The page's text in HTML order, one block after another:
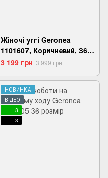
Жіночі уггі Geronea
1101607, Коричневий, 36,
2999860785593
3 199 грн 3 999 грн
НОВИНКА
ВІДЕО
3
3